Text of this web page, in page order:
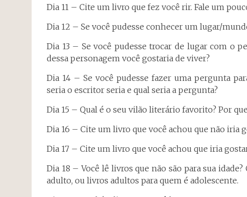
Dia 11 – Cite um livro que fez você rir. Fale um
Dia 12 – Se você pudesse conhecer um lugar/
Dia 13 – Se você pudesse trocar de lugar com o
dessa personagem você gostaria de viver?
Dia 14 – Se você pudesse fazer uma pergunta
seria o escritor seria e qual seria a pergunta?
Dia 15 – Qual é o seu vilão literário favorito? Por
Dia 16 – Cite um livro que você achou que não iria
Dia 17 – Cite um livro que você achou que iria
Dia 18 – Você lê livros que não são para sua
adulto, ou livros adultos para quem é adolescente.